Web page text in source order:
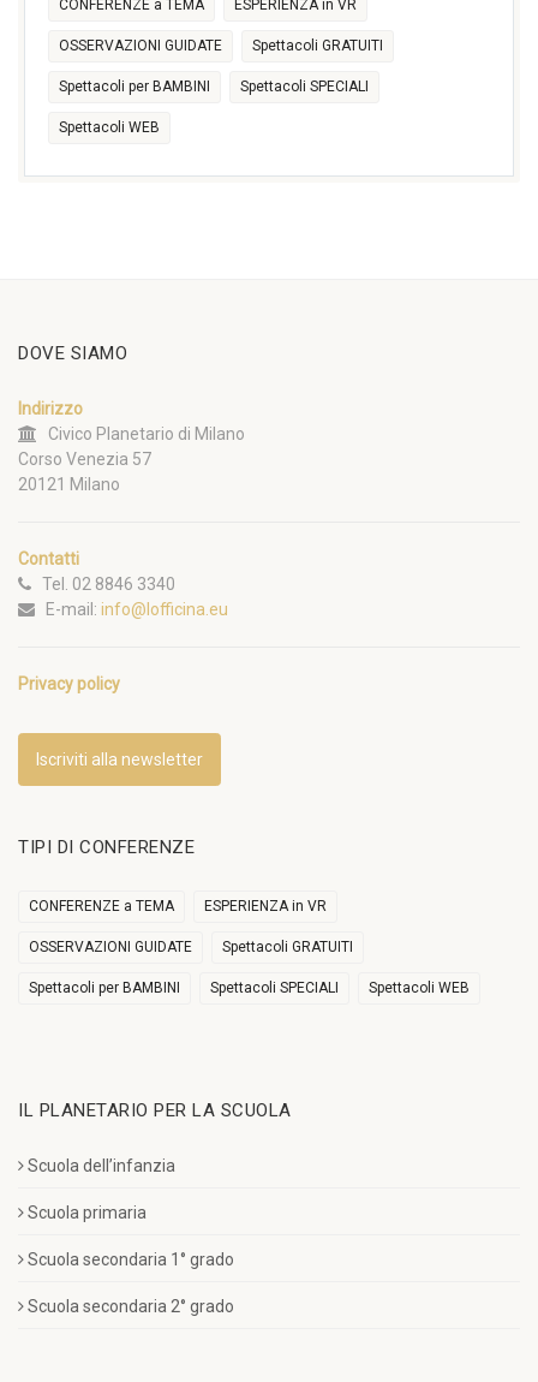
CONFERENZE a TEMA ESPERIENZA in VR
OSSERVAZIONI GUIDATE Spettacoli GRATUITI
Spettacoli per BAMBINI Spettacoli SPECIALI
Spettacoli WEB
DOVE SIAMO
Indirizzo
Civico Planetario di Milano
Corso Venezia 57
20121 Milano
Contatti
Tel. 02 8846 3340
E-mail: info@lofficina.eu
Privacy policy
Iscriviti alla newsletter
TIPI DI CONFERENZE
CONFERENZE a TEMA ESPERIENZA in VR
OSSERVAZIONI GUIDATE Spettacoli GRATUITI
Spettacoli per BAMBINI Spettacoli SPECIALI Spettacoli WEB
IL PLANETARIO PER LA SCUOLA
Scuola dell’infanzia
Scuola primaria
Scuola secondaria 1° grado
Scuola secondaria 2° grado